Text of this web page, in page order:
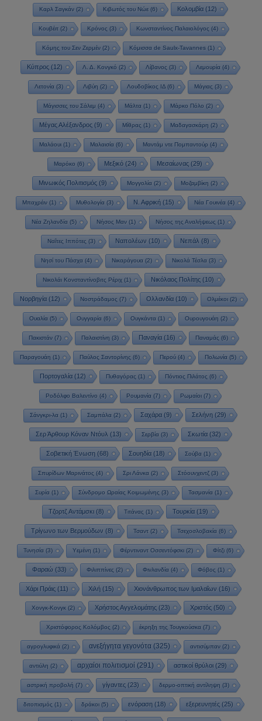
Καρλ Σαγκάν (2) Κιβωτός του Νώε (6) Κολομβία (12)
Κουβέιτ(2) Κρόνος (3) Κωνσταντίνος Παλαιολόγος (4)
Κόμης του Σεν Ζερμέν(2) Κόμισσα de Saulx-Tavannes(1)
Κύπρος (12) Λ. Δ. Κονγκό (2) Λίβανος (3) Λεμουρία (4)
Λετονία (3) Λιβύη (2) Λουδοβίκος ΙΔ (6) Μάγιας (3)
Μάγισσες του Σάλεμ (4) Μάλτα (1) Μάρκο Πόλο (2)
Μέγας Αλέξανδρος(9) Μίθρας (1) Μαδαγασκάρη (2)
Μαλάουι (1) Μαλαισία (6) Μαντάμ ντε Πομπαντούρ (4)
Μαρόκο (6) Μεξικό (24) Μεσαίωνας (29)
Μινωικός Πολιτισμός (9) Μογγολία (2) Μοζαμβίκη (2)
Μπαχρέιν(1) Μυθολογία(3) Ν. Αφρική(15) Νέα Γουινέα(4)
Νέα Ζηλανδία (5) Νήσος Μαν (1) Νήσος της Αναλήψεως (1)
Ναΐτες Ιππότες (3) Ναπολέων (10) Νεπάλ (8)
Νησί του Πάσχα(4) Νικαράγουα(2) Νικολά Τέσλα(3)
Νικολάι Κονσταντίνοβιτς Ρέριχ(1) Νικόλαος Πολίτης(10)
Νορβηγία(12) Νοστράδαμος (7) Ολλανδία(10) Ολμέκοι(2)
Ουαλία(5) Ουγγαρία(6) Ουγκάντα(1) Ουρουγουάη (2)
Πακιστάν(7) Παλαιστίνη (3) Παναγία(16) Παναμάς (6)
Παραγουάη (1) Παύλος Σαντορίνης (6) Περού (4) Πολωνία (5)
Πορτογαλία (12) Πυθαγόρας (1) Πόντιος Πιλάτος (6)
Ροδόλφο Βαλεντίνο (4) Ρουμανία (7) Ρωμαίοι (7)
Σάνγκρι-λα (1) Σαμπάλα (2) Σαχάρα (9) Σελήνη (29)
Σερ Άρθουρ Κόναν Ντόυλ (13) Σερβία(3) Σκωτία(32)
Σοβιετική Ένωση(68) Σουηδία(18) Σούβα(1)
Σπυρίδων Μαρινάτος (4) Σρι Λάνκα (2) Στόουνχεντζ (3)
Συρία(1) Σύνδρομο Ωραίας Κοιμωμένης (3) Τασμανία(1)
Τζορτζ Αντάμσκι(8) Τιτάνας (1) Τουρκία(19)
Τρίγωνο των Βερμούδων (8) Τσαντ(2) Τσεχοσλοβακία(6)
Τυνησία(3) Υεμένη (1) Φέρντιναντ Οσσεντόφσκι(2) Φίτζι(6)
Φαραώ (33) Φιλιππίνες (2) Φινλανδία(4) Φόβος (1)
Χάρι Πράις (11) Χιλή (15) Χιονάνθρωπος των Ιμαλαΐων (16)
Χονγκ-Κονγκ(2) Χρήστος Αγγελομάτης(23) Χριστός(50)
Χριστόφορος Κολόμβος (2) έκρηξη της Τουγκούσκα (7)
αγρογλυφικά (2) ανεξήγητα γεγονότα (325) αντισύμπαν (2)
αντιύλη (2) αρχαίοι πολιτισμοί (291) αστικοί θρύλοι (29)
αστρική προβολή (7) γίγαντες (23) δερμο-οπτική αντίληψη (3)
διτοπισμός (1) δράκοι(5) ενόραση(18) εξερευνητές(25)